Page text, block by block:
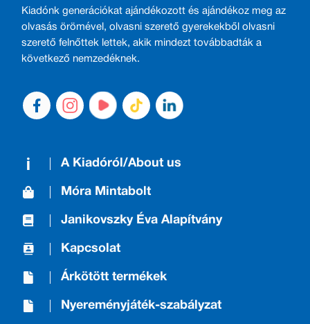
Kiadónk generációkat ajándékozott és ajándékoz meg az
olvasás örömével, olvasni szerető gyerekekből olvasni
szerető felnőttek lettek, akik mindezt továbbadták a
következő nemzedéknek.
A Kiadóról/About us
Móra Mintabolt
Janikovszky Éva Alapítvány
Kapcsolat
Árkötött termékek
Nyereményjáték-szabályzat